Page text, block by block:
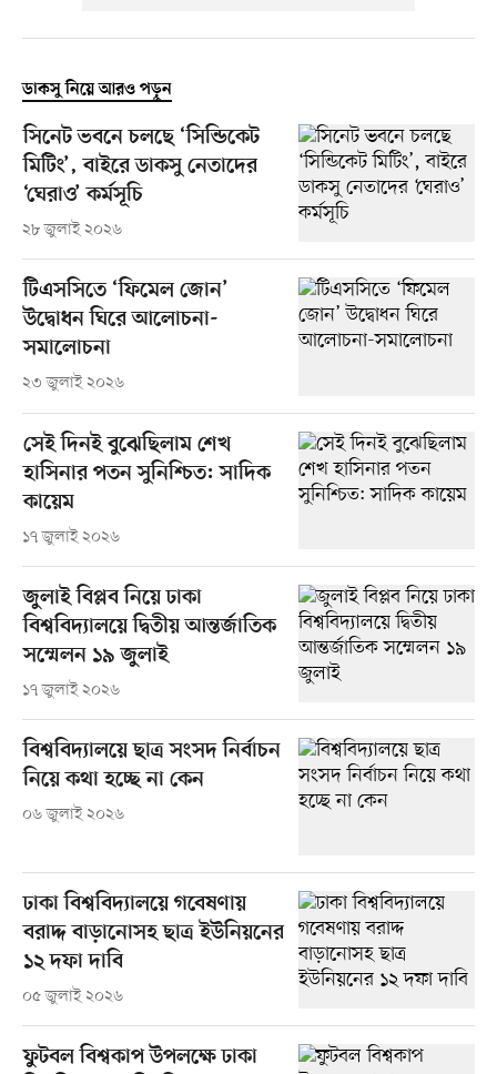
ডাকসু নিয়ে আরও পড়ুন
সিনেট ভবনে চলছে ‘সিন্ডিকেট
মিটিং’, বাইরে ডাকসু নেতাদের
‘ঘেরাও’ কর্মসূচি
২৮ জুলাই ২০২৬
টিএসসিতে ‘ফিমেল জোন’
উদ্বোধন ঘিরে আলোচনা-
সমালোচনা
২৩ জুলাই ২০২৬
সেই দিনই বুঝেছিলাম শেখ
হাসিনার পতন সুনিশ্চিত: সাদিক
কায়েম
১৭ জুলাই ২০২৬
জুলাই বিপ্লব নিয়ে ঢাকা
বিশ্ববিদ্যালয়ে দ্বিতীয় আন্তর্জাতিক
সম্মেলন ১৯ জুলাই
১৭ জুলাই ২০২৬
বিশ্ববিদ্যালয়ে ছাত্র সংসদ নির্বাচন
নিয়ে কথা হচ্ছে না কেন
০৬ জুলাই ২০২৬
ঢাকা বিশ্ববিদ্যালয়ে গবেষণায়
বরাদ্দ বাড়ানোসহ ছাত্র ইউনিয়নের
১২ দফা দাবি
০৫ জুলাই ২০২৬
ফুটবল বিশ্বকাপ উপলক্ষে ঢাকা